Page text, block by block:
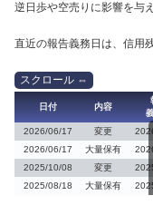
逆日歩や空売りに影響を与
直近の報告義務日は、信用
日付 内容
2026/06/17 変更
2026/06/17
大量保有
2025/10/08
変更
2025/08/18
大量保有